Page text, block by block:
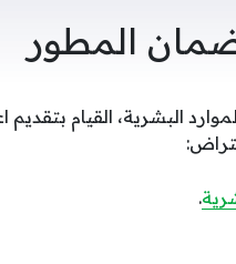
المطور
البشرية، القيام
.